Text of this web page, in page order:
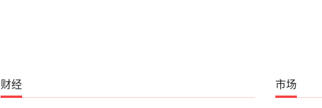
财经 市场